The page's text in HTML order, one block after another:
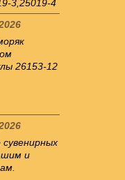
3,25019-4
26153-12
и